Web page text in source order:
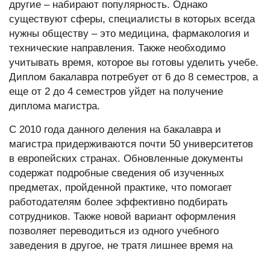
другие – набирают популярность. Однако
существуют сферы, специалисты в которых всегда
нужны обществу – это медицина, фармакология и
технические направления. Также необходимо
учитывать время, которое вы готовы уделить учебе.
Диплом бакалавра потребует от 6 до 8 семестров, а
еще от 2 до 4 семестров уйдет на получение
диплома магистра.
С 2010 года данного деления на бакалавра и
магистра придерживаются почти 50 университетов
в европейских странах. Обновленные документы
содержат подробные сведения об изученных
предметах, пройденной практике, что помогает
работодателям более эффективно подбирать
сотрудников. Также новой вариант оформления
позволяет переводиться из одного учебного
заведения в другое, не тратя лишнее время на